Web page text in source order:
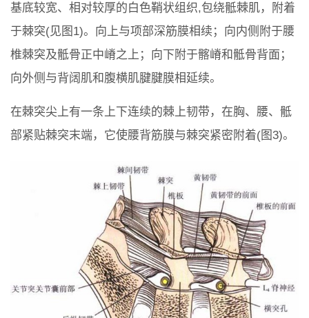
基底较宽、相对较厚的白色鞘状组织,包绕骶棘肌，附着
于棘突(见图1)。向上与项部深筋膜相续；向内侧附于腰
椎棘突及骶骨正中嵴之上；向下附于髂嵴和骶骨背面；
向外侧与背阔肌和腹横肌腱腱膜相延续。
在棘突尖上有一条上下连续的棘上韧带，在胸、腰、骶
部紧贴棘突末端，它使腰背筋膜与棘突紧密附着(图3)。